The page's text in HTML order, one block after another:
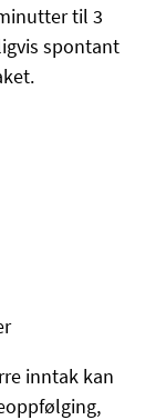
til 3
spontant
inntak kan